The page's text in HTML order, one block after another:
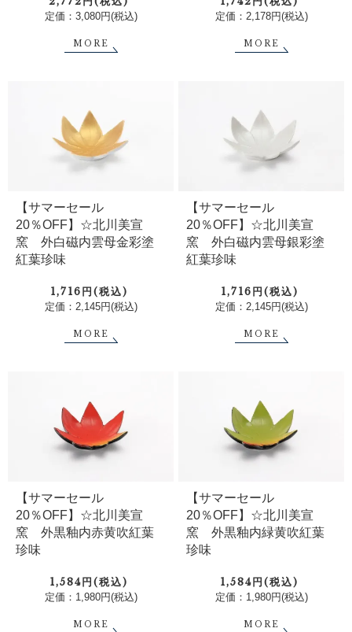
定価：3,080円(税込)
MORE
定価：2,178円(税込)
MORE
【サマーセール
20％OFF】☆北川美宣
窯 外白磁内雲母金彩塗
紅葉珍味
1,716円(税込)
定価：2,145円(税込)
MORE
【サマーセール
20％OFF】☆北川美宣
窯 外白磁内雲母銀彩塗
紅葉珍味
1,716円(税込)
定価：2,145円(税込)
MORE
【サマーセール
20％OFF】☆北川美宣
窯 外黒釉内赤黄吹紅葉
珍味
1,584円(税込)
定価：1,980円(税込)
MORE
【サマーセール
20％OFF】☆北川美宣
窯 外黒釉内緑黄吹紅葉
珍味
1,584円(税込)
定価：1,980円(税込)
MORE